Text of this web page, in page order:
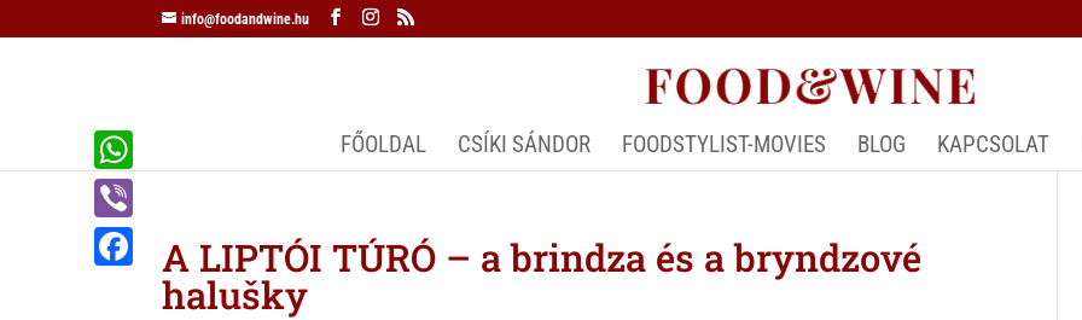
info@foodandwine.hu
FŐOLDAL CSÍKI SÁNDOR FOODSTYLIST-MOVIES BLOG KAPCSOLAT
A LIPTÓI TÚRÓ – a brindza és a bryndzové
halušky
W
h
a
V